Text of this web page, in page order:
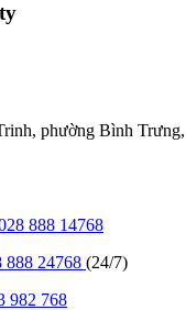
phường Bình
888 14768
888 24768 (24/7)
982 768